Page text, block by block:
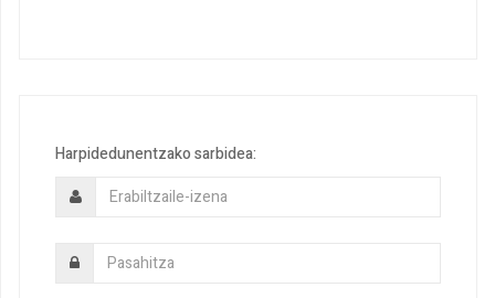
Harpidedunentzako sarbidea: